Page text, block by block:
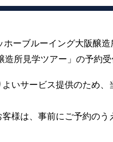
ーブルーイング大阪醸
所見学ツアー」の予約受
いサービス提供のため
様は、事前にご予約の